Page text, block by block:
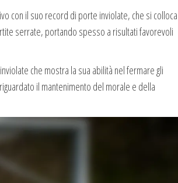
con il suo record di porte inviolate, che si colloca
serrate, portando spesso a risultati favorevoli
che mostra la sua abilità nel fermare gli
il mantenimento del morale e della